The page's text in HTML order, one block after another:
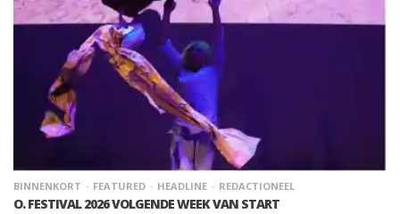
BINNENKORT FEATURED HEADLINE REDACTIONEEL
O. FESTIVAL 2026 VOLGENDE WEEK VAN START